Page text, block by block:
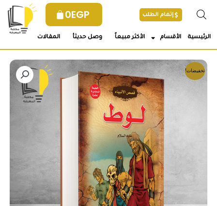
0EGP إتمام الطلب
الرئيسية الأقسام الأكثر مبيعاً وصل حديثأ المقالات
تخفيضات!